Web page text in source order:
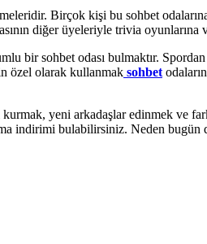
Birçok kişi bu sohbet
diğer üyeleriyle trivia
bir sohbet odası bulmaktır.
özel olarak kullanmak sohbet
kurmak, yeni arkadaşlar edinmek
indirimi bulabilirsiniz. Neden